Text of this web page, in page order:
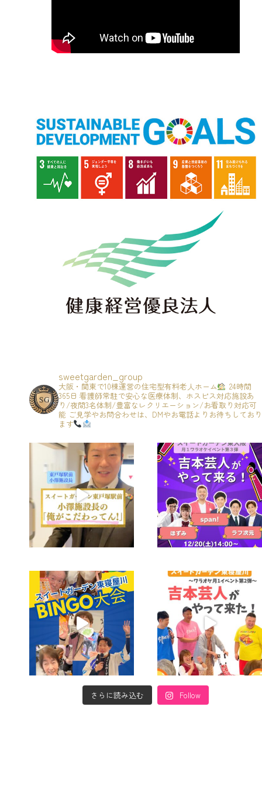
sweetgarden_group
大阪・関東で10棟運営の住宅型有料老人ホーム
24時間
365日 看護師常駐で安心な医療体制、ホスピス対応施設あ
り/夜間3名体制/豊富なレクリエーション/お看取り対応可
能 ご見学やお問合わせは、DMやお電話よりお待ちしており
ます
さらに読み込む Follow